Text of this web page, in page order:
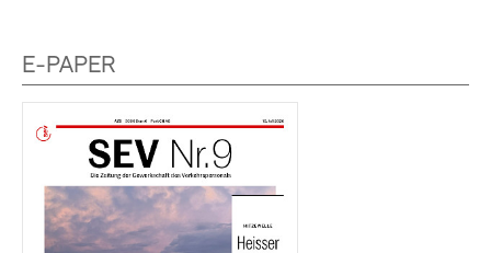
E-PAPER